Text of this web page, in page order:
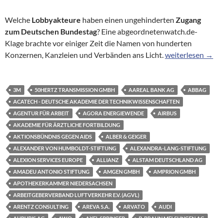
Welche Lobbyakteure haben einen ungehinderten Zugang
zum Deutschen Bundestag? Eine abgeordnetenwatch.de-
Klage brachte vor einiger Zeit die Namen von hunderten
Konzernen, Kanzleien und Verbänden ans Licht.Hinter
weiterlesen →
3M 50HERTZ TRANSMISSION GMBH AAREAL BANK AG
ABBAG
ACATECH - DEUTSCHE AKADEMIE DER TECHNIKWISSENSCHAFTEN
AGENTUR FÜR ARBEIT
AGORA ENERGIEWENDE
AIRBUS
AKADEMIE FÜR ÄRZTLICHE FORTBILDUNG
AKTIONSBÜNDNIS GEGEN AIDS
ALBER & GEIGER
ALEXANDER VON HUMBOLDT-STIFTUNG
ALEXANDRA-LANG-STIFTUNG
ALEXION SERVICES EUROPE
ALLIANZ
ALSTAM DEUTSCHLAND AG
AMADEU ANTONIO STIFTUNG
AMGEN GMBH
AMPRION GMBH
APOTHEKERKAMMER NIEDERSACHSEN
ARBEITGEBERVERBAND LUFTVERKEHR E.V. (AGVL)
ARENTZ CONSULTING
AREVA S.A. ARVATO
AUDI